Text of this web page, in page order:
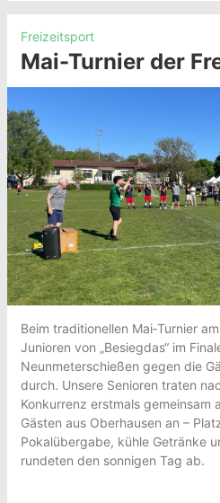
Freizeitsport
Mai-Turnier der
Beim traditionellen Mai‑Turnier
Junioren von „Besiegdas“ im
Neunmeterschießen gegen die
durch. Unsere Senioren traten
Konkurrenz erstmals gemeinsam
Gästen aus Oberhausen an –
Pokalübergabe, kühle Getränke
rundeten den sonnigen Tag ab.